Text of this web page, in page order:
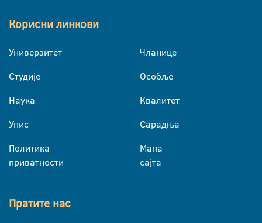
Корисни линкови
Универзитет
Студије
Наука
Упис
Политика
приватности
Чланице
Особље
Квалитет
Сарадња
Мапа
сајта
Пратите нас